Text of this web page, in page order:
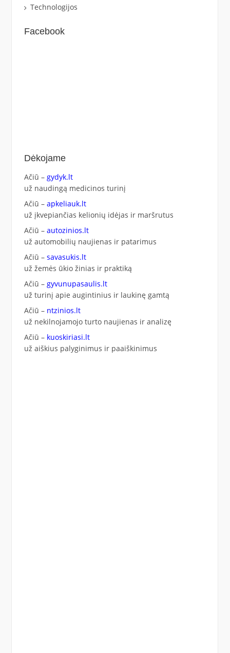
Technologijos
Facebook
Dėkojame
Ačiū – gydyk.lt
už naudingą medicinos turinį
Ačiū – apkeliauk.lt
už įkvepiančias kelionių idėjas ir maršrutus
Ačiū – autozinios.lt
už automobilių naujienas ir patarimus
Ačiū – savasukis.lt
už žemės ūkio žinias ir praktiką
Ačiū – gyvunupasaulis.lt
už turinį apie augintinius ir laukinę gamtą
Ačiū – ntzinios.lt
už nekilnojamojo turto naujienas ir analizę
Ačiū – kuoskiriasi.lt
už aiškius palyginimus ir paaiškinimus